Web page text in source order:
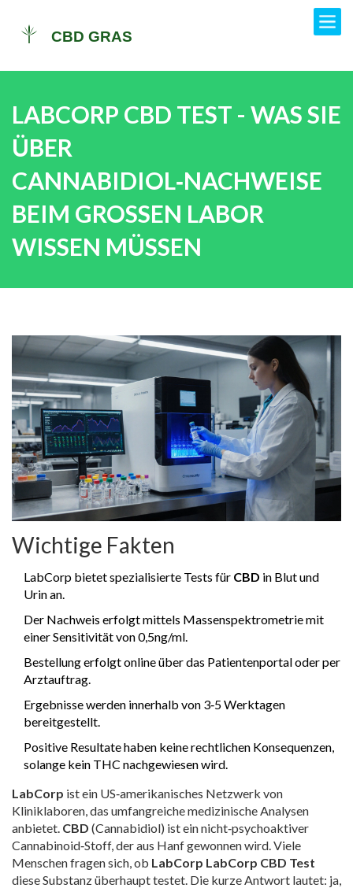
LABCORP CBD TEST - WAS SIE
ÜBER
CANNABIDIOL‑NACHWEISE
BEIM GROSSEN LABOR W
ISSEN MÜSSEN
Wichtige Fakten
LabCorp bietet spezialisierte Tests für CBD in Blut und
Urin an.
Der Nachweis erfolgt mittels Massenspektrometrie mit
einer Sensitivität von 0,5ng/ml.
Bestellung erfolgt online über das Patientenportal oder per
Arztauftrag.
Ergebnisse werden innerhalb von 3‑5 Werktagen
bereitgestellt.
Positive Resultate haben keine rechtlichen Konsequenzen,
solange kein THC nachgewiesen wird.
LabCorp ist ein US‑amerikanisches Netzwerk von
Kliniklaboren, das umfangreiche medizinische Analysen
anbietet. CBD (Cannabidiol) ist ein nicht‑psychoaktiver
Cannabinoid‑Stoff, der aus Hanf gewonnen wird. Viele
Menschen fragen sich, ob LabCorp LabCorp CBD Test
diese Substanz überhaupt testet. Die kurze Antwort lautet: ja,